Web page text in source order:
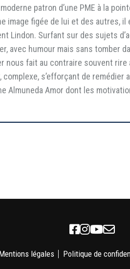
patron d’une PME à la
image figée de lui et des autres,
Lindon. Surfant sur des sujets
avec humour mais sans tomber
nous fait au contraire souvent
complexe, s’efforçant de
Almuneda Amor dont les
légales Politique de